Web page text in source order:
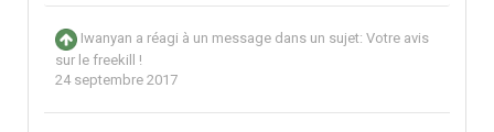
Iwanyan a réagi à un message dans un sujet: Votre avis
sur le freekill !
24 septembre 2017